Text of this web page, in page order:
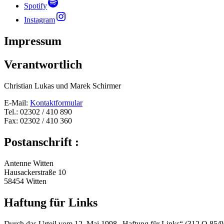
Spotify
Instagram
Impressum
Verantwortlich
Christian Lukas und Marek Schirmer
E-Mail: Kontaktformular
Tel.: 02302 / 410 890
Fax: 02302 / 410 360
Postanschrift :
Antenne Witten
Hausackerstraße 10
58454 Witten
Haftung für Links